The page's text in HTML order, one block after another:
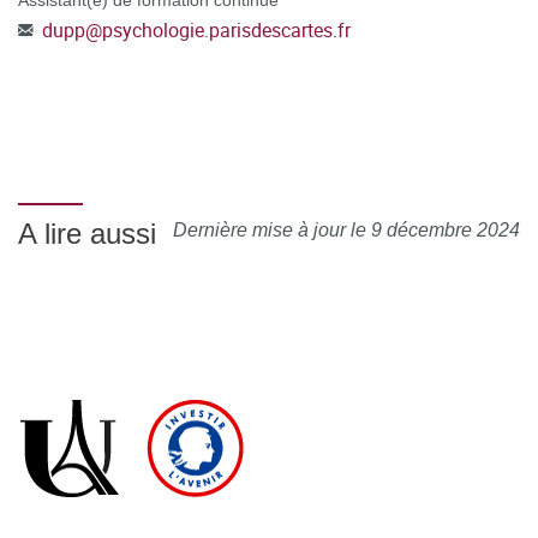
dupp@psychologie.parisdescartes.fr
Dernière mise à jour le 9 décembre 2024
A lire aussi